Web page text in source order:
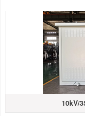
10kV/